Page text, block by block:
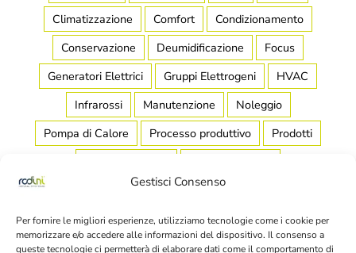
Gestisci Consenso
Per fornire le migliori esperienze, utilizziamo tecnologie come i cookie per
memorizzare e/o accedere alle informazioni del dispositivo. Il consenso a
queste tecnologie ci permetterà di elaborare dati come il comportamento di
Climatizzazione
Comfort
Condizionamento
Conservazione
Deumidificazione
Focus
Generatori Elettrici
Gruppi Elettrogeni
HVAC
Infrarossi
Manutenzione
Noleggio
Pompa di Calore
Processo produttivo
Prodotti
Refrigerazione Industriale
Riscaldamento
Salubrità
Scaldamassetto
Stagionatura
Stoccaggio
Teleriscaldamento Temperatura